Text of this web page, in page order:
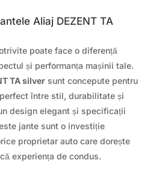
Aliaj DEZENT TA
poate face o diferență
și performanța mașinii tale.
TA silversunt concepute pentru
între stil, durabilitate și
design elegant și specificații
jante sunt o investiție
proprietar auto care dorește
experiența de condus.